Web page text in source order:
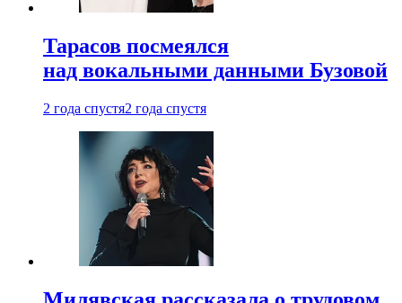
Тарасов посмеялся
над вокальными данными Бузовой
2 года спустя2 года спустя